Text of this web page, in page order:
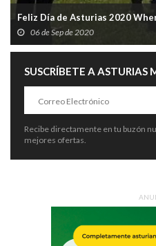
Feliz Día de Asturias 2020
06 de Sep de 2020
SUSCRÍBETE A ASTURIAS
Recibe directamente en tu buzón
mejores ofertas.